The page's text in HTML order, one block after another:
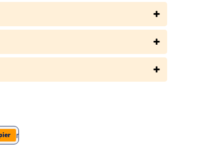
emile-zola/l-assommoir/analyse-du-livre